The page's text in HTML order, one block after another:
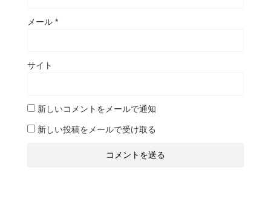
メール *
サイト
新しいコメントをメールで通知
新しい投稿をメールで受け取る